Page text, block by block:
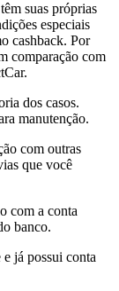
suas próprias
especiais
cashback. Por
comparação com
dos casos.
manutenção.
com outras
que você
com a conta
banco.
já possui conta